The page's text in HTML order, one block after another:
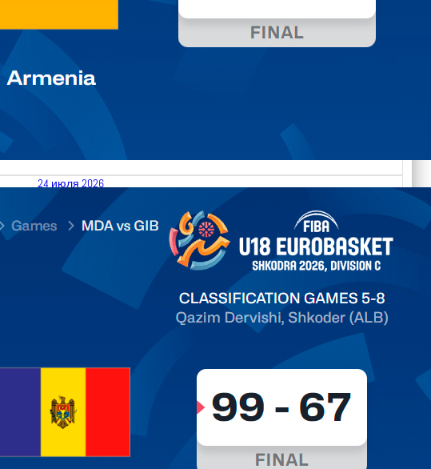
24 июля 2026
25.07.2026 Moldova vs Gibraltar FIBA U18 EuroBasket 2026,
Division C
Читать далее